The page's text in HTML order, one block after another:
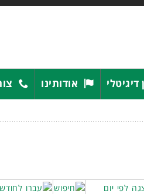
דיגיטלי אודותינו